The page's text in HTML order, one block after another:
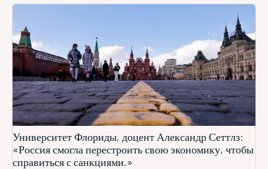
Университет Флориды, доцент Александр Сеттлз:
«Россия смогла перестроить свою экономику, чтобы
справиться с санкциями.»